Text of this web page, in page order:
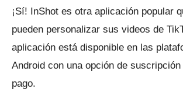
¡Sí!
InShot es otra aplicación popular
pueden personalizar sus videos de
aplicación está disponible en las
Android con una opción de
pago.